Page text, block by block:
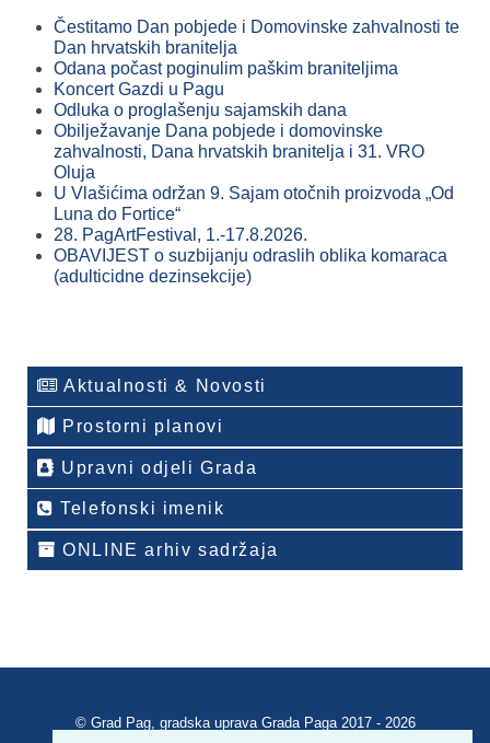
Čestitamo Dan pobjede i Domovinske zahvalnosti te
Dan hrvatskih branitelja
Odana počast poginulim paškim braniteljima
Koncert Gazdi u Pagu
Odluka o proglašenju sajamskih dana
Obilježavanje Dana pobjede i domovinske
zahvalnosti, Dana hrvatskih branitelja i 31. VRO
Oluja
U Vlašićima održan 9. Sajam otočnih proizvoda „Od
Luna do Fortice“
28. PagArtFestival, 1.-17.8.2026.
OBAVIJEST o suzbijanju odraslih oblika komaraca
(adulticidne dezinsekcije)
Aktualnosti & Novosti
Prostorni planovi
Upravni odjeli Grada
Telefonski imenik
ONLINE arhiv sadržaja
© Grad Pag, gradska uprava Grada Paga 2017 - 2026